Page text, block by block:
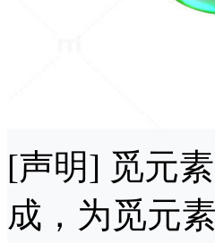
[声明] 觅元
成，为觅元